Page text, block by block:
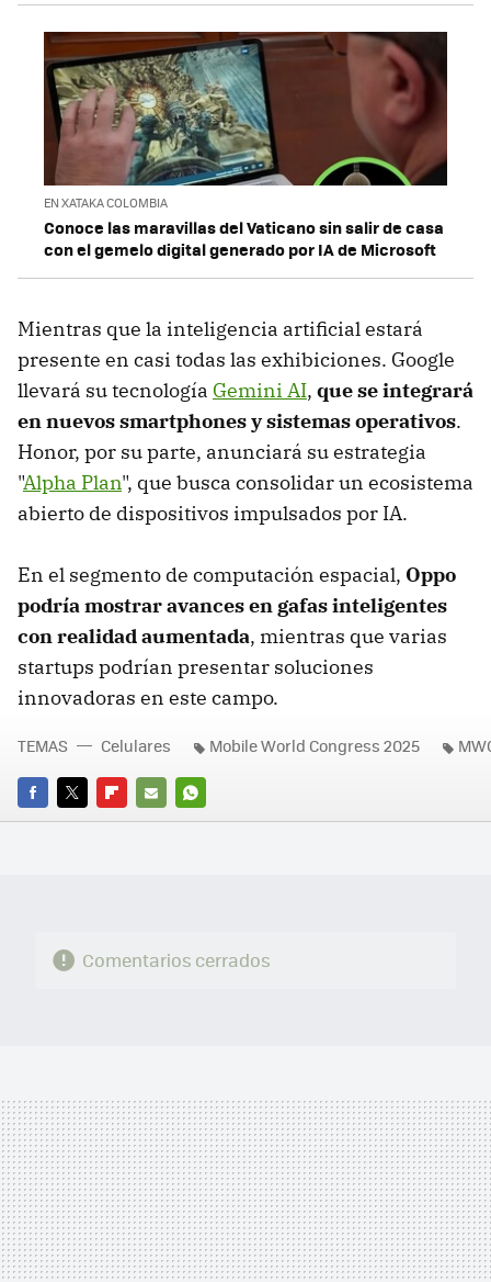
EN XATAKA COLOMBIA
Conoce las maravillas del Vaticano sin salir de casa
con el gemelo digital generado por IA de Microsoft
Mientras que la inteligencia artificial estará
presente en casi todas las exhibiciones. Google
llevará su tecnología Gemini AI, que se integrará
en nuevos smartphones y sistemas operativos.
Honor, por su parte, anunciará su estrategia
"Alpha Plan", que busca consolidar un ecosistema
abierto de dispositivos impulsados por IA.
En el segmento de computación espacial, Oppo
podría mostrar avances en gafas inteligentes
con realidad aumentada, mientras que varias
startups podrían presentar soluciones
innovadoras en este campo.
FACEBOOK
TWITTERFLIPBOARD
E-
WHATSAPP
TEMAS Celulares Mobile World Congress 2025
Comentarios cerrados